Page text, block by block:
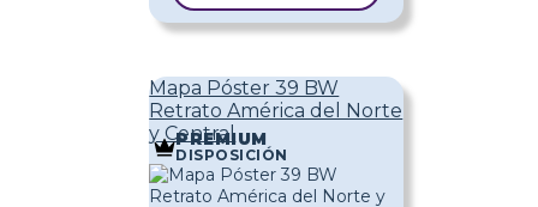
Mapa Póster 39 BW
Retrato América del Norte
y Central
PREMIUM
DISPOSICIÓN